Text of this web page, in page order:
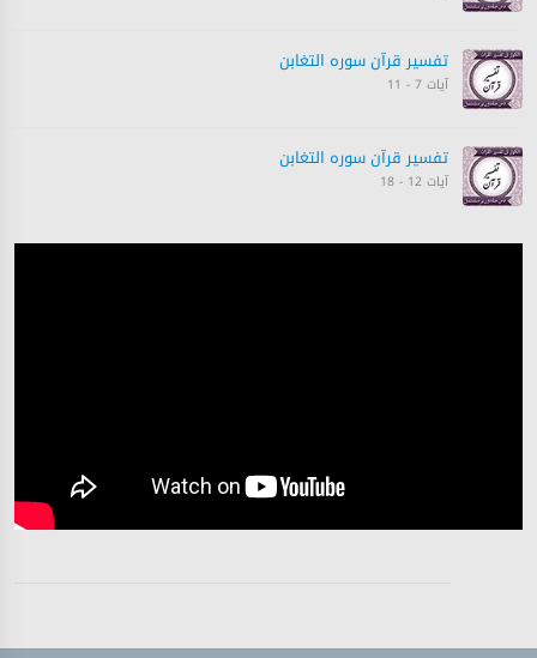
تفسیر قرآن سورہ ‎التغابن
آیات 7 - 11
تفسیر قرآن سورہ ‎التغابن
آیات 12 - 18